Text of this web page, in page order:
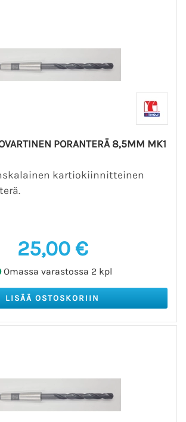
PORANTERÄ 8,5MM MK1
kartiokiinnitteinen
25,00 €
Omassa varastossa 2 kpl